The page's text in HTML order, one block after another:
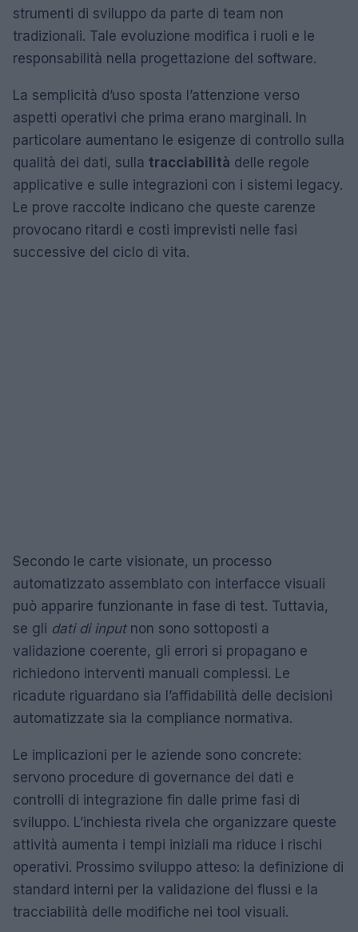
strumenti di sviluppo da parte di team non
tradizionali. Tale evoluzione modifica i ruoli e le
responsabilità nella progettazione del software.
La semplicità d’uso sposta l’attenzione verso
aspetti operativi che prima erano marginali. In
particolare aumentano le esigenze di controllo sulla
qualità dei dati, sulla tracciabilità delle regole
applicative e sulle integrazioni con i sistemi legacy.
Le prove raccolte indicano che queste carenze
provocano ritardi e costi imprevisti nelle fasi
successive del ciclo di vita.
Secondo le carte visionate, un processo
automatizzato assemblato con interfacce visuali
può apparire funzionante in fase di test. Tuttavia,
se gli dati di inputnon sono sottoposti a
validazione coerente, gli errori si propagano e
richiedono interventi manuali complessi. Le
ricadute riguardano sia l’affidabilità delle decisioni
automatizzate sia la compliance normativa.
Le implicazioni per le aziende sono concrete:
servono procedure di governance dei dati e
controlli di integrazione fin dalle prime fasi di
sviluppo. L’inchiesta rivela che organizzare queste
attività aumenta i tempi iniziali ma riduce i rischi
operativi. Prossimo sviluppo atteso: la definizione di
standard interni per la validazione dei flussi e la
tracciabilità delle modifiche nei tool visuali.